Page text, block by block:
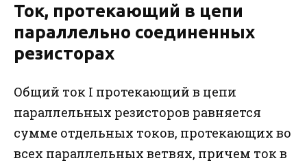
Ток, протекающий в цепи
параллельно соединенных
резисторах
Общий ток I протекающий в цепи
параллельных резисторов равняется
сумме отдельных токов, протекающих во
всех параллельных ветвях, причем ток в